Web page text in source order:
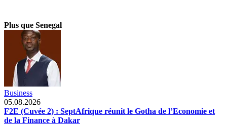
Plus que Senegal
Business
05.08.2026
F2E (Cuvée 2) : SeptAfrique réunit le Gotha de l’Economie et
de la Finance à Dakar